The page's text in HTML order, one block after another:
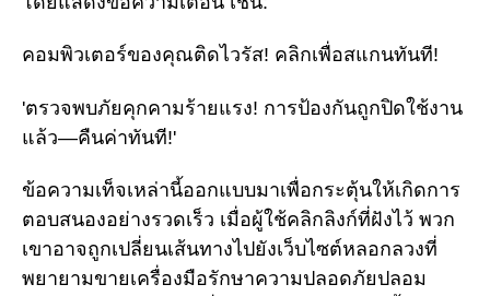
คอมพิวเตอร์ของคุณติดไวรัส! คลิกเพื่อสแกนทันที!
'ตรวจพบภัยคุกคามร้ายแรง! การป้องกันถูกปิดใช้งาน
แล้ว—คืนค่าทันที!'
ข้อความเท็จเหล่านี้ออกแบบมาเพื่อกระตุ้นให้เกิดการ
ตอบสนองอย่างรวดเร็ว เมื่อผู้ใช้คลิกลิงก์ที่ฝังไว้ พวก
เขาอาจถูกเปลี่ยนเส้นทางไปยังเว็บไซต์หลอกลวงที่
พยายามขายเครื่องมือรักษาความปลอดภัยปลอม